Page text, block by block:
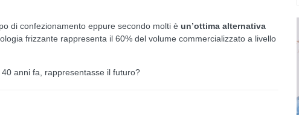
di confezionamento eppure secondo molti è un’ottima alternativa
frizzante rappresenta il 60% del volume commercializzato a livello
anni fa, rappresentasse il futuro?